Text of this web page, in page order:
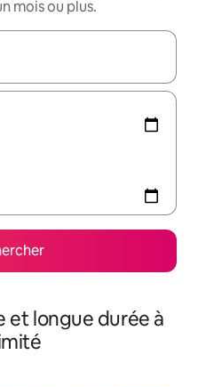
mois ou plus.
utilisez les flèches vers le
et longue durée à